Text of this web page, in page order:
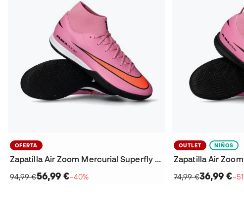
OFERTA
Zapatilla Air Zoom Mercurial Superfly 10 Academy IC
94,99 €56,99 €−40%
OUTLET NIÑOS
74,99 €36,99 €